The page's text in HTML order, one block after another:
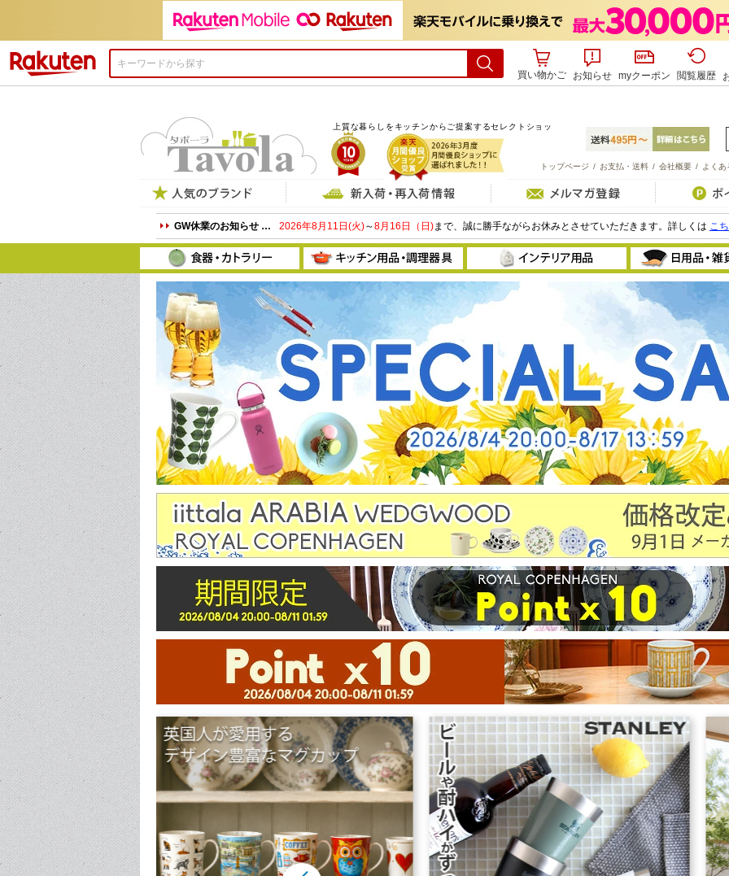
買い物かご
お知らせ myクーポン 閲覧履歴
上質な暮らしをキッチンからご提案するセレクトショッ
プ
よく
/
会社概要
/
お支払・送料
/
トップページ
GW休業のお知らせ … 2026年8月11日(火)～8月16日（日)まで、誠に勝手ながらお休みとさせていただきます。詳しくは こ
プレート
ボウル
グラス
和食器
ぐい呑み/お猪口
カップ/マグ
カップ＆ソーサー
ポット/シュガー/クリーマー
ケーキスタンド
カトラリー
ピッチャー/デカンタ
セット商品
その他
鍋
フライパン
ボウル/ざる
カッティングボード(まな板)
調理補助用品
保存容器
魔法瓶
コーヒー用品
トレイ
ティータオル
エプロン
コースター/ポットコースター
ペーパーナプキン
ポットホルダー(鍋つかみ)/鍋敷き
ランチョンマット
キッチン収納
水まわり用品
その他キッチン雑貨
寝具・クッションカバー
フィギュア(人形)
クロック
キャンドルホルダー
オーナメント
フォトフレーム
ゴミ箱
その他
ファブリ
ブランケ
タオル
バッグ
ポーチ/小
ファッショ
ベビー
その他